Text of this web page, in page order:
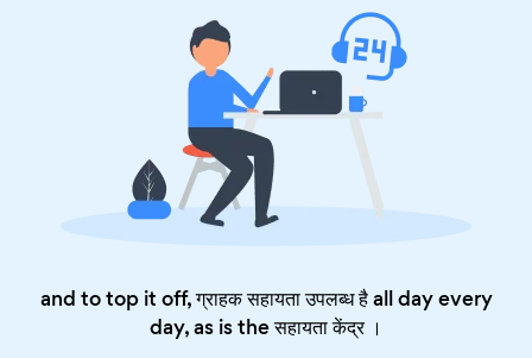
and to top it off, ग्राहक सहायता उपलब्ध है all day every
day, as is theसहायता केंद्र।